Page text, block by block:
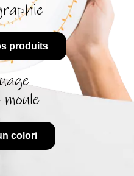
produits
colori